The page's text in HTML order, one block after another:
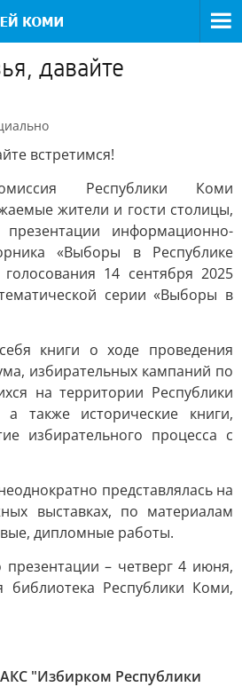
давайте
встретимся!
Республики Коми
жители и гости столицы,
информационно-
«Выборы в Республике
14 сентября 2025
серии «Выборы в
книги о ходе проведения
избирательных кампаний по
на территории Республики
также исторические книги,
избирательного процесса с
представлялась на
выставках, по материалам
дипломные работы.
– четверг 4 июня,
библиотека Республики Коми,
"Избирком Республики